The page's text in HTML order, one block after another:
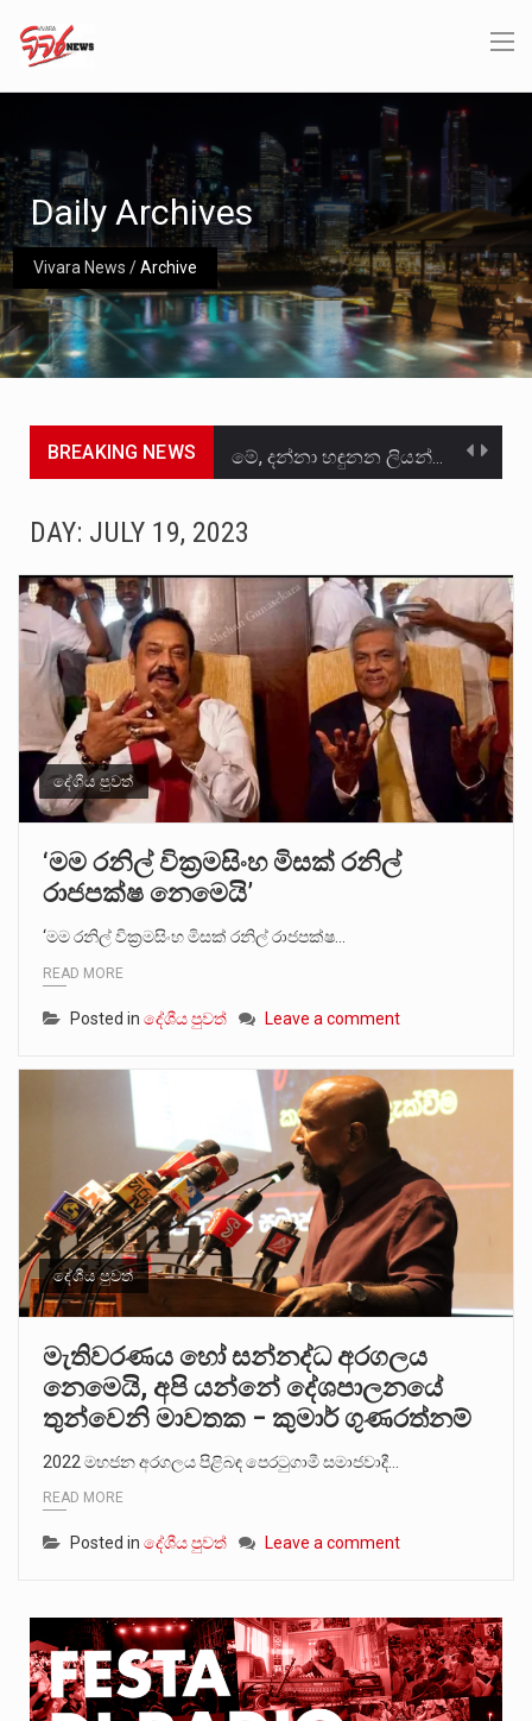
Vivara News /Archive
Daily Archives
BREAKING NEWS
උපරිමාධිකරණ විනිශ්චයකාරවරුන්ගේ හා ඉන් පහළ විනිශ්චයකාරවරුන්ගේ විශ්‍රාම වයස දීර්ඝ කිරීම සඳහා සකස් කර ඇති විසිදෙවන…
බන්ධනාගාර රැදවියන් 1,021 දෙනෙකු ඉකුත් වසර පහක කාලය තුලදී (2020 ජනවාරි 01 සිට 2025 දෙසැම්බර්…
DAY: JULY 19, 2023
දේශීය පුවත්
‘මම රනිල් වික්‍රමසිංහ මිසක් රනිල්
රාජපක්ෂ නෙමෙයි’
‘මම රනිල් වික්‍රමසිංහ මිසක් රනිල් රාජපක්ෂ…
READ MORE
Posted in දේශීය පුවත් Leave a comment
දේශීය පුවත්
මැතිවරණය හෝ සන්නද්ධ අරගලය
නෙමෙයි, අපි යන්නේ දේශපාලනයේ
තුන්වෙනි මාවතක – කුමාර් ගුණරත්නම්
2022 මහජන අරගලය පිළිබඳ පෙරටුගාමී සමාජවාදී…
READ MORE
Posted in දේශීය පුවත් Leave a comment